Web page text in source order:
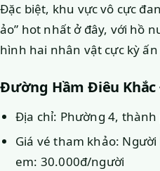
Đặc biệt, khu vực vô cực
ảo” hot nhất ở đây, với hồ
hình hai nhân vật cực kỳ
Đường Hầm Điêu Khắc
Địa chỉ: Phường 4,
Giá vé tham khảo:
em: 30.000đ/người